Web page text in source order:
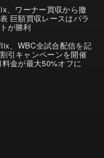
、ワーナー買収から撤
巨額買収レースはパラ
が勝利
、WBC全試合配信を記
引キャンペーンを開催
金が最大50%オフに